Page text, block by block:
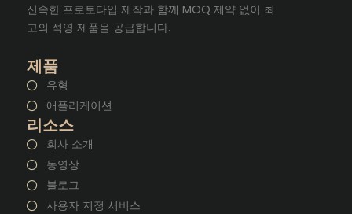
신속한 프로토타입 제작과 함께 MOQ 제약 없이 최
고의 석영 제품을 공급합니다.
제품
유형
애플리케이션
리소스
회사 소개
동영상
블로그
사용자 지정 서비스